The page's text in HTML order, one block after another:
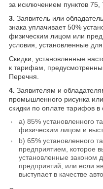
за исключением пунктов
3. Заявитель или
знака уплачивает 50%
физическим лицом или
условия, установленные
Скидки, установленные
к тарифам,
Перечня.
4. Заявителям и
промышленного рисунка
скидки по оплате тарифов
a) 85% установленного
физическим лицом и
b) 65% установленного
предприятием, которое
установленные законом
предприятий, или если
выступает в качестве